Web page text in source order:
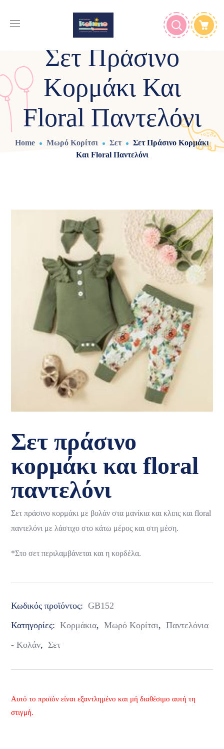
Σετ Πράσινο
Κορμάκι Και
Floral Παντελόνι
Home Μωρό Κορίτσι Σετ
Σετ Πράσινο Κορμάκι
Και Floral Παντελόνι
Σετ πράσινο
κορμάκι και floral
παντελόνι
Σετ πράσινο κορμάκι με βολάν στα μανίκια και κλιπς και floral
παντελόνι με λάστιχο στο κάτω μέρος και στη μέση.
*Στο σετ περιλαμβάνεται και η κορδέλα.
Κωδικός προϊόντος: GB152
Κατηγορίες: Κορμάκια, Μωρό Κορίτσι, Παντελόνια
- Κολάν, Σετ
Αυτό το προϊόν είναι εξαντλημένο και μή διαθέσιμο αυτή τη
στιγμή.